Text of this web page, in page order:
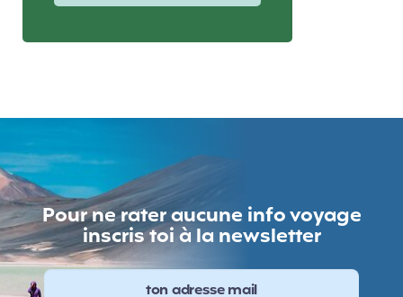
Pour ne rater aucune info voyage
inscris toi à la newsletter